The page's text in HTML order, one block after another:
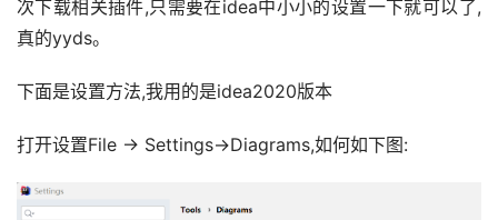
次下载相关插件,只需要在idea中小小的设置一下就可以了,
真的yyds。
下面是设置方法,我用的是idea2020版本
打开设置File -> Settings->Diagrams,如何如下图: